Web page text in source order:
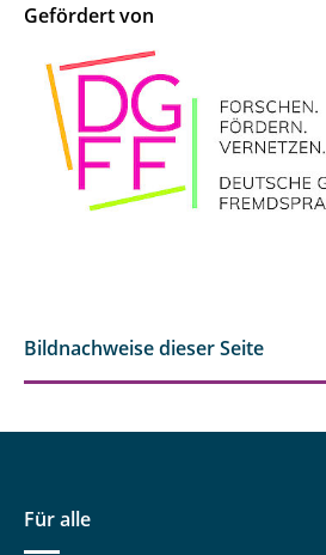
Gefördert von
Bildnachweise dieser Seite
Für alle